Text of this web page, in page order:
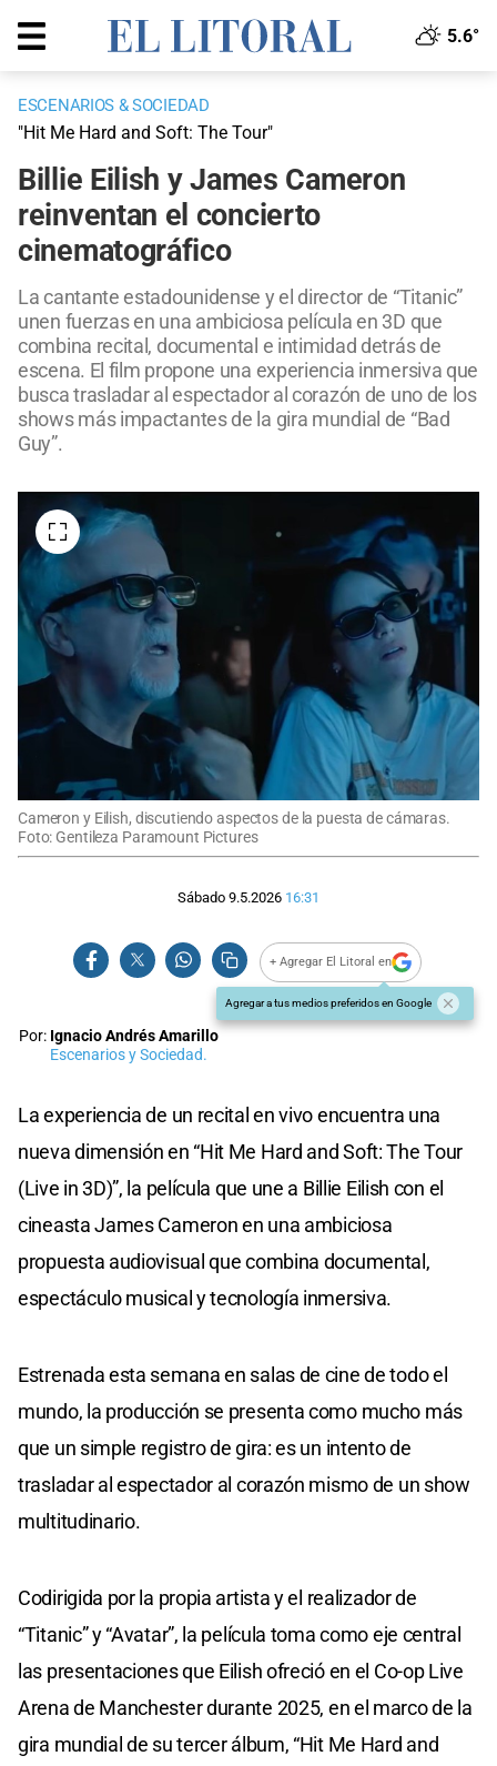
5.6°
ESCENARIOS & SOCIEDAD
"Hit Me Hard and Soft: The Tour"
Billie Eilish y James Cameron
reinventan el concierto
cinematográfico
La cantante estadounidense y el director de “Titanic”
unen fuerzas en una ambiciosa película en 3D que
combina recital, documental e intimidad detrás de
escena. El film propone una experiencia inmersiva que
busca trasladar al espectador al corazón de uno de los
shows más impactantes de la gira mundial de “Bad
Guy”.
Cameron y Eilish, discutiendo aspectos de la puesta de cámaras.
Foto: Gentileza Paramount Pictures
Sábado 9.5.2026 16:31
+ Agregar El Litoral en
Agregar a tus medios preferidos en Google
Por: Ignacio Andrés Amarillo
Escenarios y Sociedad.
La experiencia de un recital en vivo encuentra una
nueva dimensión en “Hit Me Hard and Soft: The Tour
(Live in 3D)”, la película que une a Billie Eilish con el
cineasta James Cameron en una ambiciosa
propuesta audiovisual que combina documental,
espectáculo musical y tecnología inmersiva.
Estrenada esta semana en salas de cine de todo el
mundo, la producción se presenta como mucho más
que un simple registro de gira: es un intento de
trasladar al espectador al corazón mismo de un show
multitudinario.
Codirigida por la propia artista y el realizador de
“Titanic” y “Avatar”, la película toma como eje central
las presentaciones que Eilish ofreció en el Co-op Live
Arena de Manchester durante 2025, en el marco de la
gira mundial de su tercer álbum, “Hit Me Hard and